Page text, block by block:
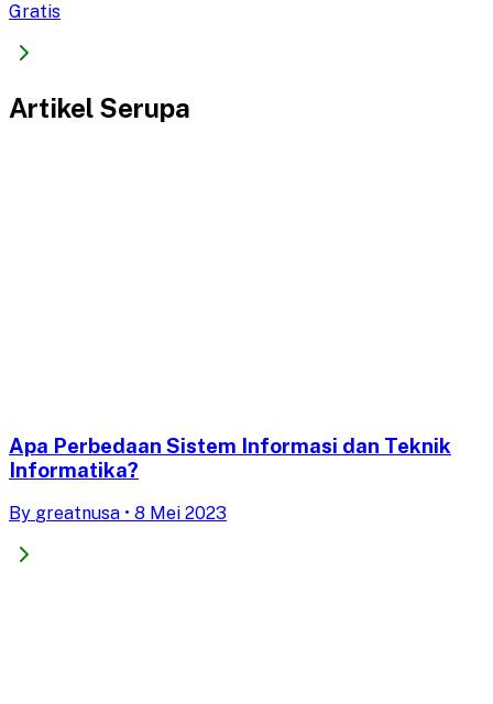
Gratis
Artikel Serupa
Apa Perbedaan Sistem Informasi dan Teknik
Informatika?
By greatnusa • 8 Mei 2023